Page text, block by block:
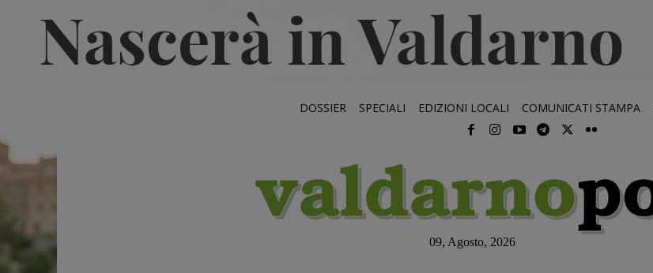
DOSSIER SPECIALI EDIZIONI LOCALI COMUNICATI STAMPA
09, Agosto, 2026